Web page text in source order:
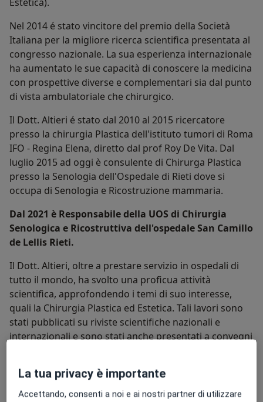
Estetica).
Nel 2014 é stato vincitore del premio della Società
Italiana per la migliore ricerca scientifica presentata al
congresso nazionale. La sua esperienza internazionale
ha aumentato le sue capacità di conoscere la medicina
con prospettive diverse e complementari sia dal punto
di vista ambulatoriale che chirurgico.
Il Dott. Altieri é stato dal 2010 al 2015 ricercatore
presso la chirurgia Plastica dell'istituto tumori di Roma
IFO - Regina Elena, diretto dal prof Roy De Vita. Dal
luglio 2015 ad oggi è consulente di Chirurga Plastica
presso la Senologia dell'Ospedale di Rieti dove si
occupa di Senologia e Ricostruzione mammaria.
Dal 2021 è Responsabile della UOS di Chirurgia
Senologica e Ricostruttiva dell'ospedale San Camillo
de Lellis Rieti.
Il Dott. Altieri, oltre a prestare servizio in ospedali di
tutto il mondo, ha svolto una proficua attività
scientifica, approfondendo i temi di suo interesse,
quali la Chirurgia Plastica ed Estetica. Tali lavori sono
stati pubblicati su riviste scientifiche nazionali e
internazionali e sono stati anche presentati a convegni
sono solo alcuni degli interventi eseguiti dal dottor
Altieri.
Il Dott. Altieri è a vostra disposizione per consulenze
specifiche nel campo di salute e bellezza!
La tua privacy è importante
Accettando, consenti a noi e ai nostri partner di utilizzare